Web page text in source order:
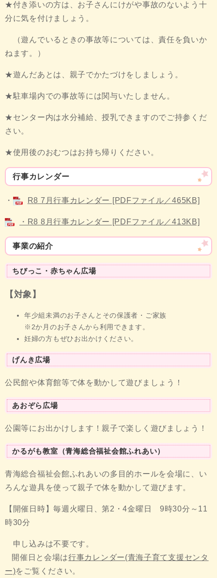
★付き添いの方は、お子さんにけがや事故のないよう十
分に気を付けましょう。
（遊んでいるときの事故等については、責任を負いか
ねます。）
★遊んだあとは、親子でかたづけをしましょう。
★駐車場内での事故等には関与いたしません。
★センター内は水分補給、授乳できますのでご持参くだ
さい。
★使用後のおむつはお持ち帰りください。
行事カレンダー
・ R8 7月行事カレンダー [PDFファイル／465KB]
・R8 8月行事カレンダー [PDFファイル／413KB]
事業の紹介
ちびっこ・赤ちゃん広場
【対象】
年少組未満のお子さんとその保護者・ご家族
※2か月のお子さんから利用できます。​
妊婦の方もぜひお出かけください。
げんき広場
公民館や体育館等で体を動かして遊びましょう！
あおぞら広場
公園等にお出かけします！親子で楽しく遊びましょう！
かるがも教室（青海総合福祉会館ふれあい）
青海総合福祉会館ふれあいの多目的ホールを会場に、い
ろんな遊具を使って親子で体を動かして遊びます。
【開催日時】毎週火曜日、第2・4金曜日 9時30分～11
時30分
申し込みは不要です。
開催日と会場は行事カレンダー(青海子育て支援センタ
ー)をご覧ください。